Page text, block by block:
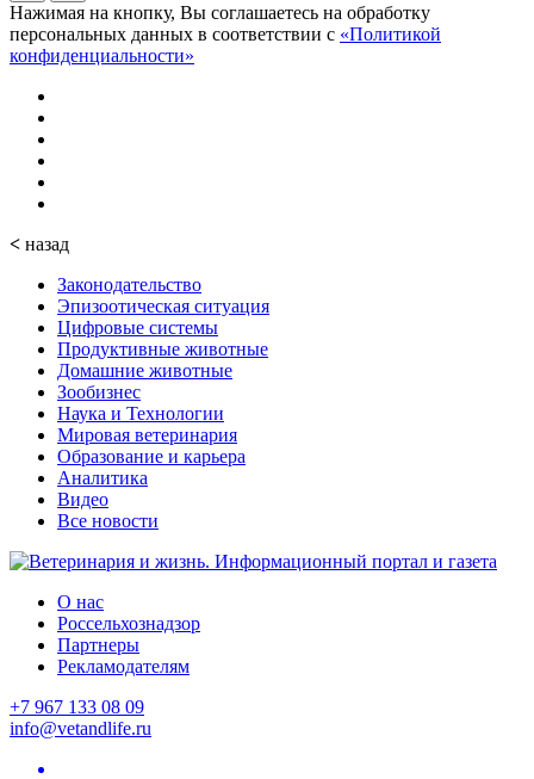
Нажимая на кнопку, Вы соглашаетесь на обработку
персональных данных в соответствии с «Политикой
конфиденциальности»
< назад
Законодательство
Эпизоотическая ситуация
Цифровые системы
Продуктивные животные
Домашние животные
Зообизнес
Наука и Технологии
Мировая ветеринария
Образование и карьера
Аналитика
Видео
Все новости
О нас
Россельхознадзор
Партнеры
Рекламодателям
+7 967 133 08 09
info@vetandlife.ru